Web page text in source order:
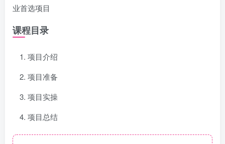
业首选项目
课程目录
项目介绍
项目准备
项目实操
项目总结